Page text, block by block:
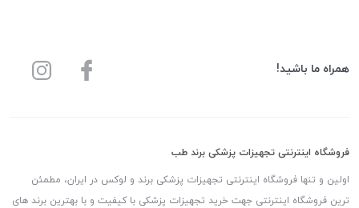
همراه ما باشید!
فروشگاه اینترنتی تجهیزات پزشکی برند طب
اولین و تنها فروشگاه اینترنتی تجهیزات پزشکی برند و لوکس در ایران، مطمئن
ترین فروشگاه اینترنتی جهت خرید تجهیزات پزشکی با کیفیت و با بهترین برند های